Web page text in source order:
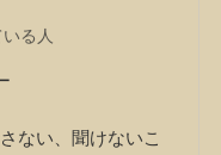
る人
ない、聞けないこ